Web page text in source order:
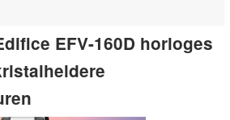
EFV-160D horloges